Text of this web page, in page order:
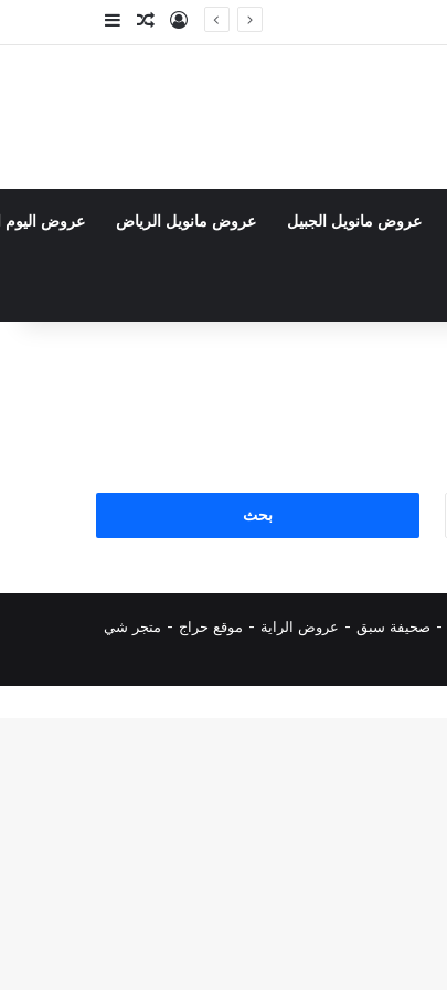
تسجيل الدخول
مقال عشوائي
إضافة عمود
عروض مانويل الجبيل عروض مانويل الرياض عروض اليوم
- صحيفة سبق - عروض الراية - موقع حراج - متجر شي